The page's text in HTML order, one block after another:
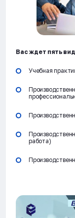
Вас ждет пять
Учебная
работа)